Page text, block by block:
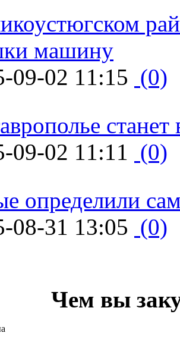
машину
09-02 11:15 (0)
09-02 11:11 (0)
определили
08-31 13:05 (0)
Чем вы